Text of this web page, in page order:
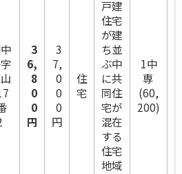
3
6,
8
0
0
円
3
7,
0
0
0
円
住
宅
戸建
住宅
が建
ち並
ぶ中
に共
同住
宅が
混在
する
住宅
地域
1中
専
(60,
200)